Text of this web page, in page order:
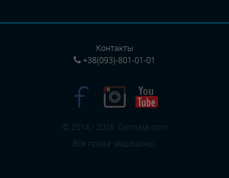
© 2014 - 2026, Qimnata.com
Все права защищены.
Контакты
+38(093)-801-01-01